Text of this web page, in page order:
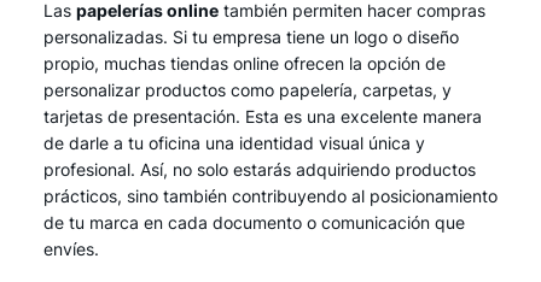
Las papelerías online también permiten hacer compras
personalizadas. Si tu empresa tiene un logo o diseño
propio, muchas tiendas online ofrecen la opción de
personalizar productos como papelería, carpetas, y
tarjetas de presentación. Esta es una excelente manera
de darle a tu oficina una identidad visual única y
profesional. Así, no solo estarás adquiriendo productos
prácticos, sino también contribuyendo al posicionamiento
de tu marca en cada documento o comunicación que
envíes.